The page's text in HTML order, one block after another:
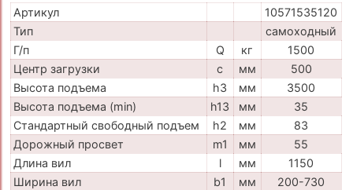
Артикул
10571535120
Тип
самоходный
Г/п
Q кг
1500
Центр загрузки
c мм
500
Высота подъема
h3 мм
3500
Высота подъема (min)
h13 мм
35
Стандартный свободный подъем
h2 мм
83
Дорожный просвет
m1 мм
55
Длина вил
l мм
1150
Ширина вил
b1 мм 200-730